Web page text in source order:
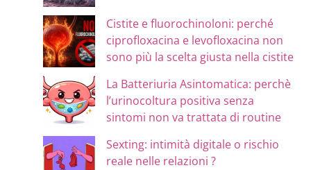
Cistite e fluorochinoloni: perché
ciprofloxacina e levofloxacina non
sono più la scelta giusta nella cistite
La Batteriuria Asintomatica: perchè
l’urinocoltura positiva senza
sintomi non va trattata di routine
Sexting: intimità digitale o rischio
reale nelle relazioni ?